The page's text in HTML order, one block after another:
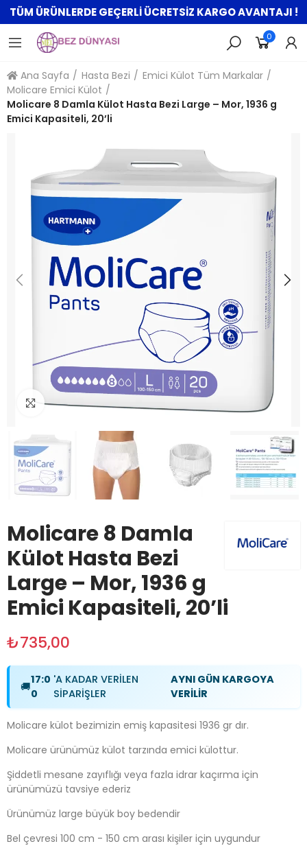
TÜM ÜRÜNLERDE GEÇERLİ ÜCRETSİZ KARGO AVANTAJI !
0
Ana Sayfa Hasta Bezi
Emici Külot Tüm Markalar
Molicare Emici Külot
Molicare 8 Damla Külot Hasta Bezi Large – Mor, 1936 g
Emici Kapasiteli, 20’li
Büyüt
Molicare 8 Damla
Külot Hasta Bezi
Large – Mor, 1936 g
Emici Kapasiteli, 20’li
₺735,00
🚚
17:0
0
'A KADAR VERİLEN
SİPARİŞLER
AYNI GÜN KARGOYA
VERİLİR
Molicare külot bezimizin emiş kapasitesi 1936 gr dır.
Molicare ürünümüz külot tarzında emici külottur.
Şiddetli mesane zayıflığı veya fazla idrar kaçırma için
ürünümüzü tavsiye ederiz
Ürünümüz large büyük boy bedendir
Bel çevresi 100 cm - 150 cm arası kişiler için uygundur